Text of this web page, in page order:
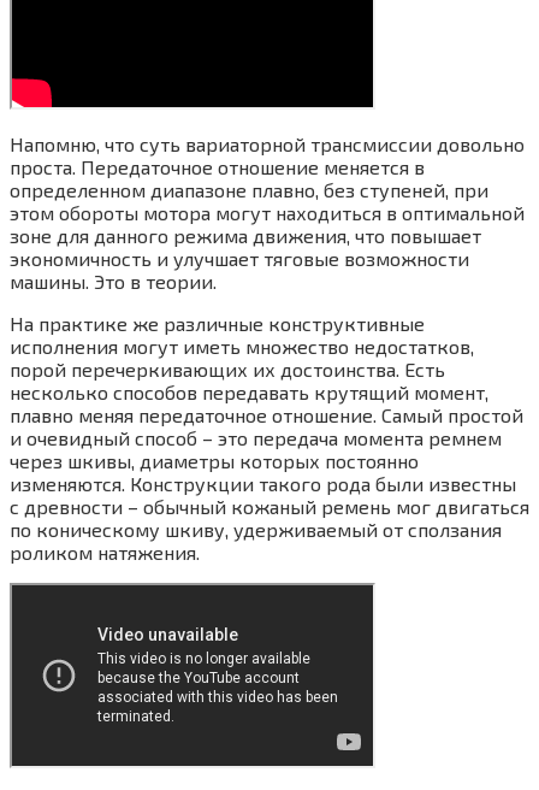
Напомню, что суть вариаторной трансмиссии довольно
проста. Передаточное отношение меняется в
определенном диапазоне плавно, без ступеней, при
этом обороты мотора могут находиться в оптимальной
зоне для данного режима движения, что повышает
экономичность и улучшает тяговые возможности
машины. Это в теории.
На практике же различные конструктивные
исполнения могут иметь множество недостатков,
порой перечеркивающих их достоинства. Есть
несколько способов передавать крутящий момент,
плавно меняя передаточное отношение. Самый простой
и очевидный способ – это передача момента ремнем
через шкивы, диаметры которых постоянно
изменяются. Конструкции такого рода были известны
с древности – обычный кожаный ремень мог двигаться
по коническому шкиву, удерживаемый от сползания
роликом натяжения.